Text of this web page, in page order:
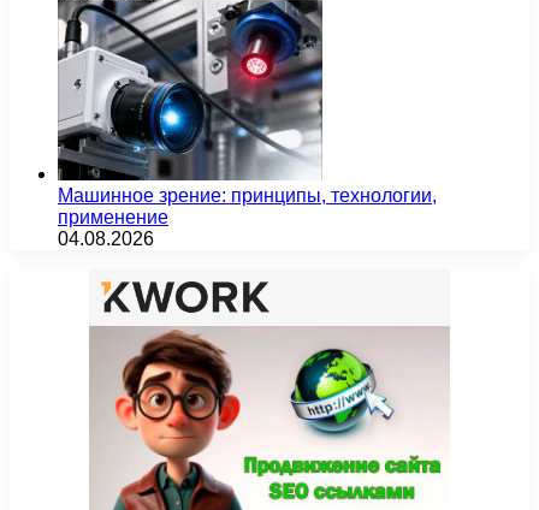
Машинное зрение: принципы, технологии,
применение
04.08.2026